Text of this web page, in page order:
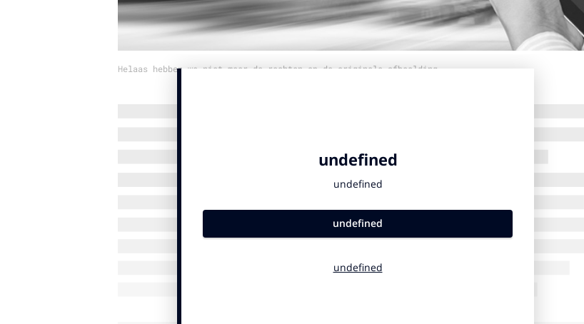
Helaas hebben we niet meer de rechten op de originele afbeelding